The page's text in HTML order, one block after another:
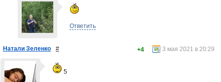
Ответить
Натали Зеленко # 3 мая 2021 в 20:29
+4
5